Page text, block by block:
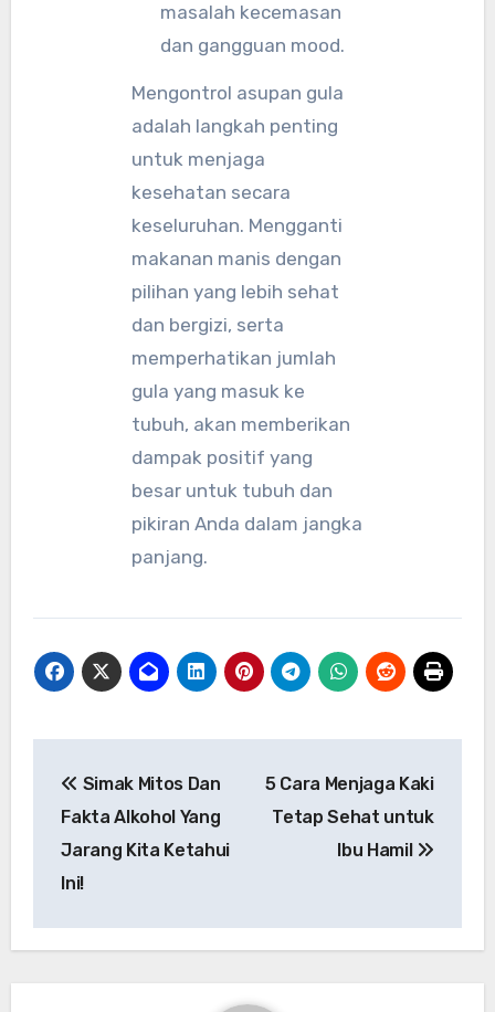
masalah kecemasan
dan gangguan mood.
Mengontrol asupan gula
adalah langkah penting
untuk menjaga
kesehatan secara
keseluruhan. Mengganti
makanan manis dengan
pilihan yang lebih sehat
dan bergizi, serta
memperhatikan jumlah
gula yang masuk ke
tubuh, akan memberikan
dampak positif yang
besar untuk tubuh dan
pikiran Anda dalam jangka
panjang.
pos
Simak Mitos Dan
Fakta Alkohol Yang
Jarang Kita Ketahui
Ini!
5 Cara Menjaga Kaki
Tetap Sehat untuk
Ibu Hamil